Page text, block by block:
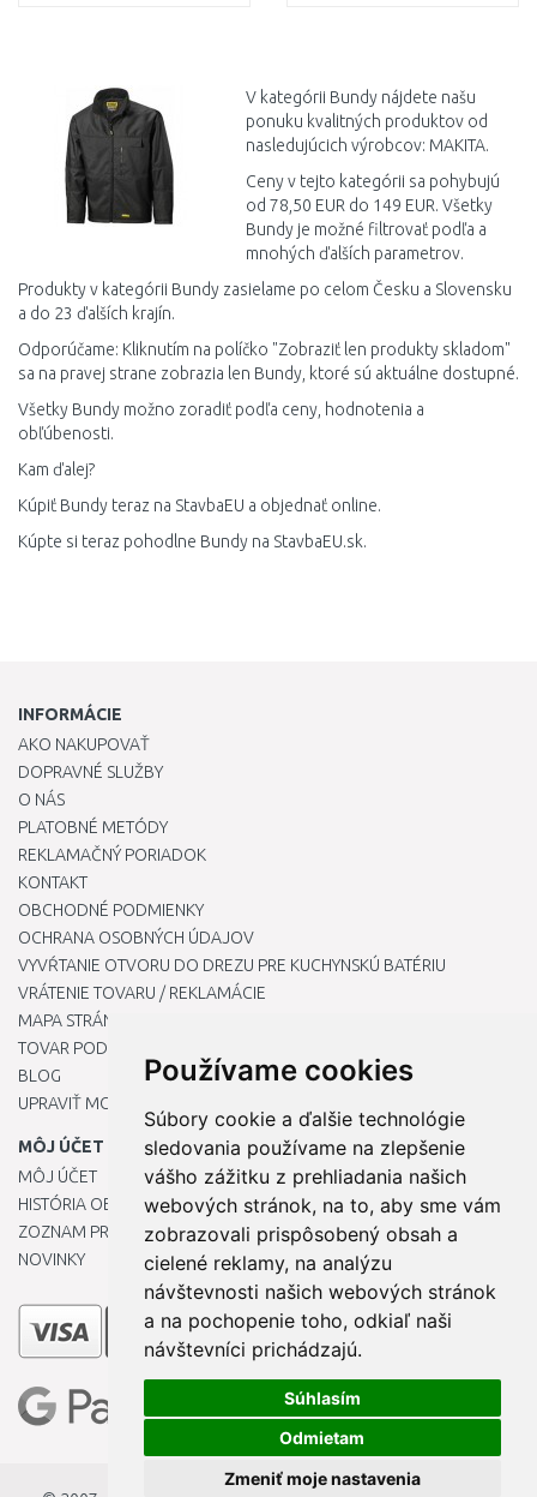
Používame cookies
Súbory cookie a ďalšie technológie
sledovania používame na zlepšenie
vášho zážitku z prehliadania našich
webových stránok, na to, aby sme vám
zobrazovali prispôsobený obsah a
cielené reklamy, na analýzu
návštevnosti našich webových stránok
a na pochopenie toho, odkiaľ naši
návštevníci prichádzajú.
Súhlasím
Odmietam
Zmeniť moje nastavenia
Porovnať
V kategórii Bundy nájdete našu
ponuku kvalitných produktov od
nasledujúcich výrobcov: MAKITA.
Ceny v tejto kategórii sa pohybujú
od 78,50 EUR do 149 EUR. Všetky
Bundy je možné filtrovať podľa a
mnohých ďalších parametrov.
Produkty v kategórii Bundy zasielame po celom Česku a Slovensku
a do 23 ďalších krajín.
Odporúčame: Kliknutím na políčko "Zobraziť len produkty skladom"
sa na pravej strane zobrazia len Bundy, ktoré sú aktuálne dostupné.
Všetky Bundy možno zoradiť podľa ceny, hodnotenia a
obľúbenosti.
Kam ďalej?
Kúpiť Bundy teraz na StavbaEU a objednať online.
Kúpte si teraz pohodlne Bundy na StavbaEU.sk.
INFORMÁCIE
AKO NAKUPOVAŤ
DOPRAVNÉ SLUŽBY
O NÁS
PLATOBNÉ METÓDY
REKLAMAČNÝ PORIADOK
KONTAKT
OBCHODNÉ PODMIENKY
OCHRANA OSOBNÝCH ÚDAJOV
VYVŔTANIE OTVORU DO DREZU PRE KUCHYNSKÚ BATÉRIU
VRÁTENIE TOVARU / REKLAMÁCIE
MAPA STRÁNOK
TOVAR PODĽA ZNAČIEK
BLOG
UPRAVIŤ MOJE PREDVOĽBY COOKIES
MÔJ ÚČET
MÔJ ÚČET
HISTÓRIA OBJEDNÁVOK
ZOZNAM PRIANÍ
NOVINKY